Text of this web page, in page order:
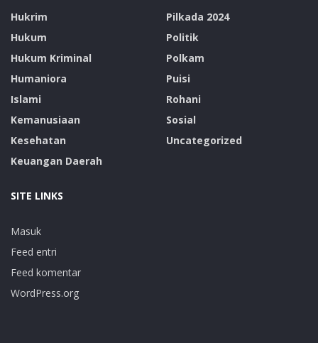
Hukrim
Hukum
Hukum Kriminal
Humaniora
Islami
Kemanusiaan
Kesehatan
Keuangan Daerah
Pilkada 2024
Politik
Polkam
Puisi
Rohani
Sosial
Uncategorized
SITE LINKS
Masuk
Feed entri
Feed komentar
WordPress.org